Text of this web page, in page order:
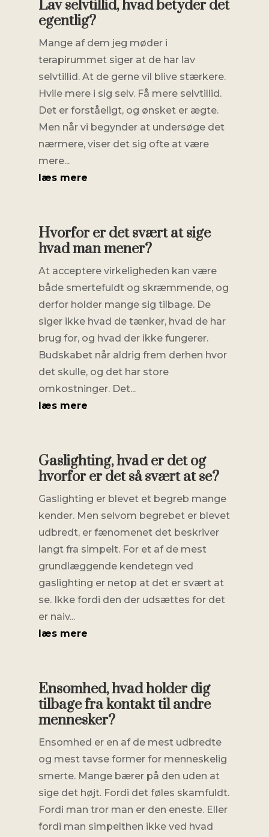
Lav selvtillid, hvad betyder det
egentlig?
Mange af dem jeg møder i
terapirummet siger at de har lav
selvtillid. At de gerne vil blive stærkere.
Hvile mere i sig selv. Få mere selvtillid.
Det er forståeligt, og ønsket er ægte.
Men når vi begynder at undersøge det
nærmere, viser det sig ofte at være
mere...
læs mere
Hvorfor er det svært at sige
hvad man mener?
At acceptere virkeligheden kan være
både smertefuldt og skræmmende, og
derfor holder mange sig tilbage. De
siger ikke hvad de tænker, hvad de har
brug for, og hvad der ikke fungerer.
Budskabet når aldrig frem derhen hvor
det skulle, og det har store
omkostninger. Det...
læs mere
Gaslighting, hvad er det og
hvorfor er det så svært at se?
Gaslighting er blevet et begreb mange
kender. Men selvom begrebet er blevet
udbredt, er fænomenet det beskriver
langt fra simpelt. For et af de mest
grundlæggende kendetegn ved
gaslighting er netop at det er svært at
se. Ikke fordi den der udsættes for det
er naiv...
læs mere
Ensomhed, hvad holder dig
tilbage fra kontakt til andre
mennesker?
Ensomhed er en af de mest udbredte
og mest tavse former for menneskelig
smerte. Mange bærer på den uden at
sige det højt. Fordi det føles skamfuldt.
Fordi man tror man er den eneste. Eller
fordi man simpelthen ikke ved hvad